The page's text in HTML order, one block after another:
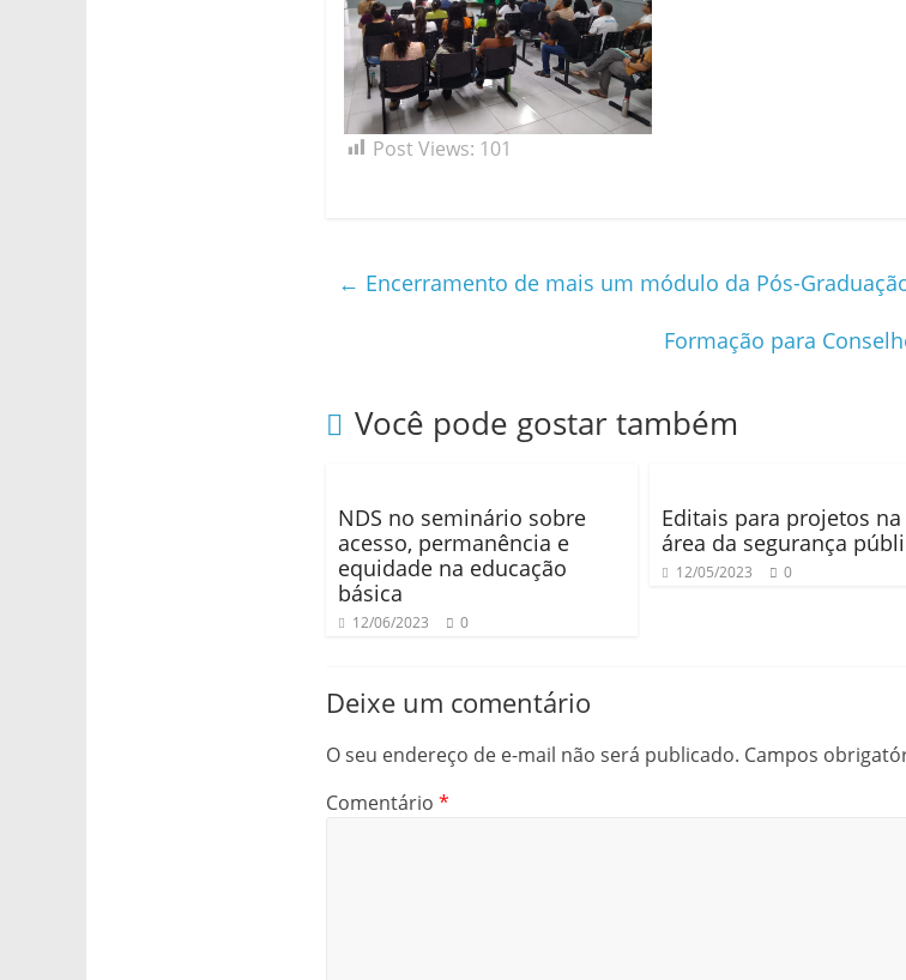
Post Views: 101
← Encerramento de mais um módulo da Pós-
Formação para
Você pode gostar também
NDS no seminário sobre
acesso, permanência e
equidade na educação
básica
12/06/2023 0
Editais para projetos na
área da segurança
12/05/2023 0
Deixe um comentário
O seu endereço de e-mail não será publicado. Campos
Comentário *